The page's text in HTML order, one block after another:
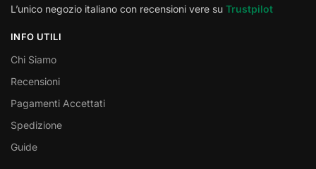
L’unico negozio italiano con recensioni vere su Trustpilot
INFO UTILI
Chi Siamo
Recensioni
Pagamenti Accettati
Spedizione
Guide